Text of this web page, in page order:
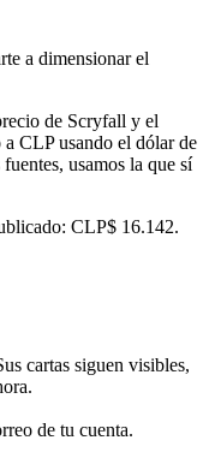
a dimensionar el
de Scryfall y el
CLP usando el dólar de
usamos la que sí
CLP$ 16.142.
cartas siguen visibles,
de tu cuenta.